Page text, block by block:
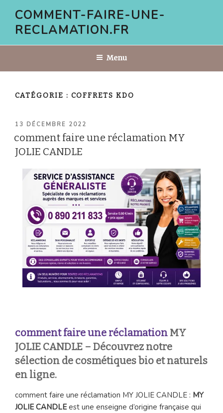
contenu
COMMENT-FAIRE-UNE-
RECLAMATION.FR
Menu
CATÉGORIE : COFFRETS KDO
PUBLIÉ
13 DÉCEMBRE 2022
comment faire une réclamation MY
JOLIE CANDLE
comment faire une réclamation MY
JOLIE CANDLE – Découvrez notre
sélection de cosmétiques bio et naturels
en ligne.
comment faire une réclamation MY JOLIE CANDLE : MY
JOLIE CANDLEest une enseigne d’origine française qui